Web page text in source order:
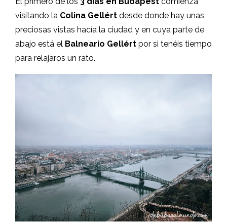
visitando la Colina Gellért desde donde hay unas
preciosas vistas hacía la ciudad y en cuya parte de
abajo está el Balneario Gellért por si tenéis tiempo
para relajaros un rato.